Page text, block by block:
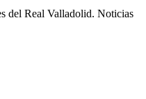
del Real Valladolid. Noticias